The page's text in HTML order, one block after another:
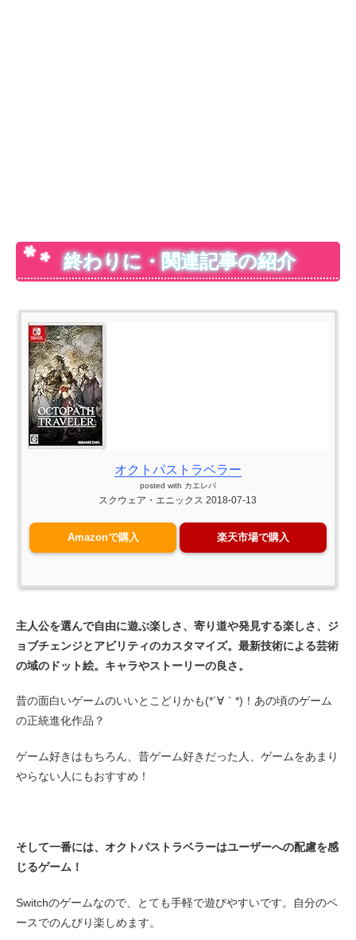
終わりに・関連記事の紹介
オクトパストラベラー
posted with カエレバ
スクウェア・エニックス 2018-07-13
Amazonで購入 楽天市場で購入
主人公を選んで自由に遊ぶ楽しさ、寄り道や発見する楽しさ、ジ
ョブチェンジとアビリティのカスタマイズ。最新技術による芸術
の域のドット絵。キャラやストーリーの良さ。
昔の面白いゲームのいいとこどりかも(*´∀｀*)！あの頃のゲーム
の正統進化作品？
ゲーム好きはもちろん、昔ゲーム好きだった人、ゲームをあまり
やらない人にもおすすめ！
そして一番には、オクトパストラベラーはユーザーへの配慮を感
じるゲーム！
Switchのゲームなので、とても手軽で遊びやすいです。自分のペ
ースでのんびり楽しめます。